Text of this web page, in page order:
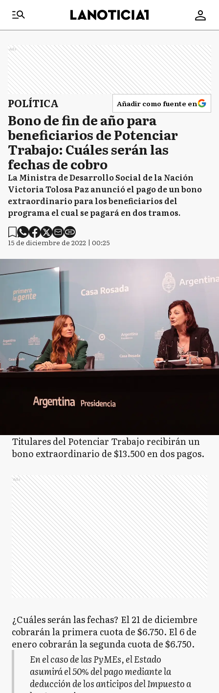
Ads
POLÍTICA Añadir como fuente en
Bono de fin de año para
beneficiarios de Potenciar
Trabajo: Cuáles serán las
fechas de cobro
La Ministra de Desarrollo Social de la Nación
Victoria Tolosa Paz anunció el pago de un bono
extraordinario para los beneficiarios del
programa el cual se pagará en dos tramos.
15 de diciembre de 2022 | 00:25
Titulares del Potenciar Trabajo recibirán un
bono extraordinario de $13.500 en dos pagos.
Ads
¿Cuáles serán las fechas? El 21 de diciembre
cobrarán la primera cuota de $6.750. El 6 de
enero cobrarán la segunda cuota de $6.750.
En el caso de las PyMEs, el Estado
asumirá el 50% del pago mediante la
deducción de los anticipos del Impuesto a